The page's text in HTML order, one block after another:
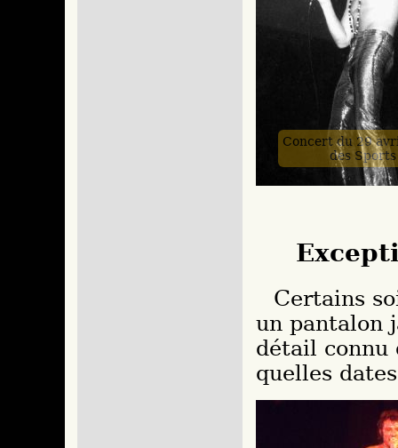
Concert du 29
des Sports
Certains soirs, probablement en fin de concert,
un pantalon
détail connu
quelles